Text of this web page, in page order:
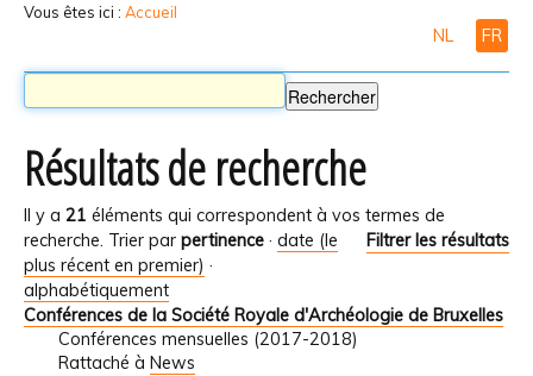
Vous êtes ici : Accueil
NL FR
Résultats de recherche
Il y a 21 éléments qui correspondent à vos termes de
recherche.
Filtrer les résultats
Trier par pertinence · date (le
plus récent en premier) ·
alphabétiquement
Conférences de la Société Royale d'Archéologie de Bruxelles
Conférences mensuelles (2017-2018)
Rattaché à News